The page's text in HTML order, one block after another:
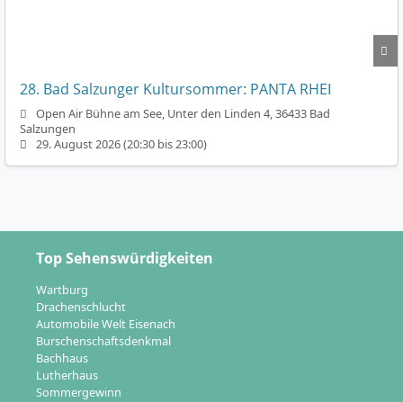
28. Bad Salzunger Kultursommer: PANTA RHEI
Open Air Bühne am See, Unter den Linden 4, 36433 Bad
Salzungen
29. August 2026 (20:30 bis 23:00)
Top Sehenswürdigkeiten
Wartburg
Drachenschlucht
Automobile Welt Eisenach
Burschenschaftsdenkmal
Bachhaus
Lutherhaus
Sommergewinn